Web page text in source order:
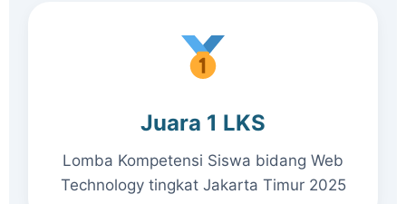
Juara 1 LKS
Lomba Kompetensi Siswa bidang Web
Technology tingkat Jakarta Timur 2025